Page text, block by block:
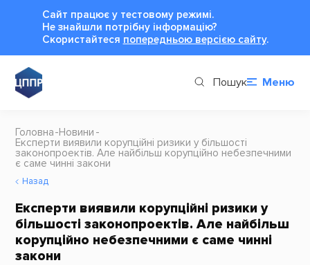
Сайт працює у тестовому режимі.
Не знайшли потрібну інформацію?
Cкористайтеся попередньою версією сайту.
Пошук Меню
Головна Новини
Експерти виявили корупційні ризики у більшості
законопроектів. Але найбільш корупційно небезпечними
є саме чинні закони
Назад
Експерти виявили корупційні ризики у
більшості законопроектів. Але найбільш
корупційно небезпечними є саме чинні
закони